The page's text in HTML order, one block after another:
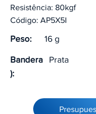
Resistência: 80kgf
Código: AP5X5I
Peso: 16 g
Bandera
):
Prata